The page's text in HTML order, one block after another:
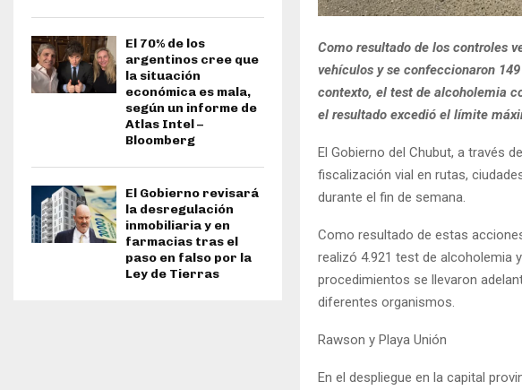
Como resultado de los controles
vehículos y se confeccionaron
contexto, el test de alcoholemia
el resultado excedió el límite
El Gobierno del Chubut, a través
fiscalización vial en rutas,
durante el fin de semana.
Como resultado de estas
realizó 4.921 test de alcoholemia
procedimientos se llevaron
diferentes organismos.
Rawson y Playa Unión
En el despliegue en la capital
El 70% de los
argentinos cree que
la situación
económica es mala,
según un informe de
Atlas Intel –
Bloomberg
El Gobierno revisará
la desregulación
inmobiliaria y en
farmacias tras el
paso en falso por la
Ley de Tierras